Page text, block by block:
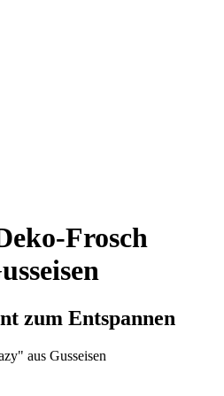
Frosch
zum Entspannen
aus Gusseisen